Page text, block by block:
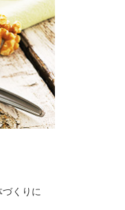
くりに